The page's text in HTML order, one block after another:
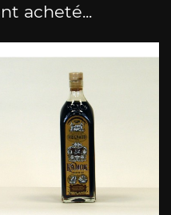
acheté...